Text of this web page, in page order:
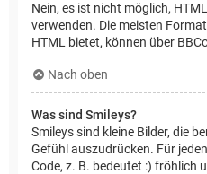
Nein, es ist nicht möglich,
verwenden. Die meisten
HTML bietet, können über
Nach oben
Was sind Smileys?
Smileys sind kleine Bilder, die
Gefühl auszudrücken. Für
Code, z. B. bedeutet :) fröhlich